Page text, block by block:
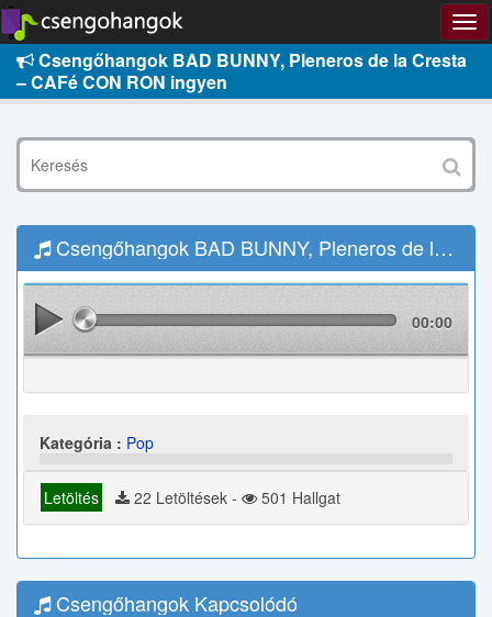
Csengőhangok BAD BUNNY, Pleneros de la Cresta
– CAFé CON RON ingyen
Csengőhangok BAD BUNNY, Pleneros de la Cresta – CAFé CON RON Letöltés
00:00
Kategória : Pop
Letöltés 22 Letöltések - 501 Hallgat
Csengőhangok Kapcsolódó